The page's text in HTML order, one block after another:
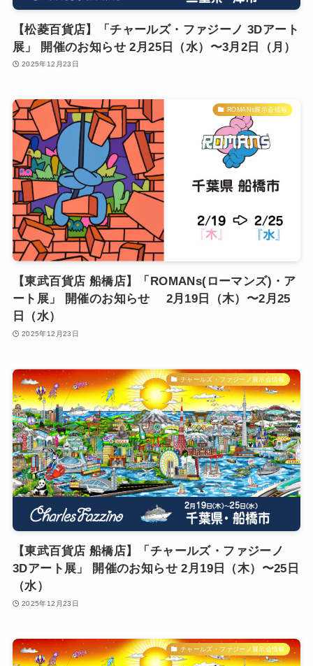
【松菱百貨店】「チャールズ・ファジーノ 3Dアート
展」 開催のお知らせ 2月25日（水）〜3月2日（月）
2025年12月23日
ROMANs展示会情報
【東武百貨店 船橋店】「ROMANs(ローマンズ)・ア
ート展」 開催のお知らせ 2月19日（木）〜2月25
日（水）
2025年12月23日
チャールズ・ファジーノ展示会情報
【東武百貨店 船橋店】「チャールズ・ファジーノ
3Dアート展」 開催のお知らせ 2月19日（木）〜25日
（水）
2025年12月23日
チャールズ・ファジーノ展示会情報